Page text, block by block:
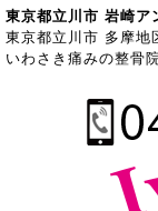
東京都立川市 岩崎ア
東京都立川市 多摩地
いわさき痛みの整骨